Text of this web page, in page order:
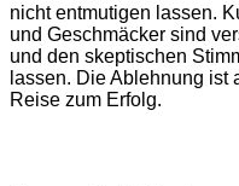
nicht entmutigen lassen.
und Geschmäcker sind
und den skeptischen
lassen. Die Ablehnung ist
Reise zum Erfolg.